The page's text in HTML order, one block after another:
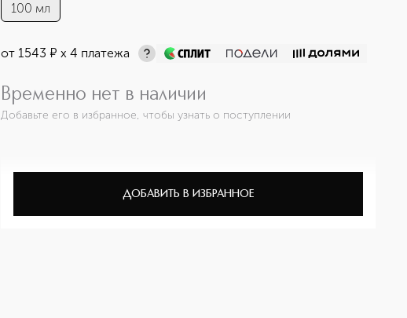
100 мл
от 1543 ¤ х 4 платежа
Временно нет в наличии
Добавьте его в избранное, чтобы узнать о поступлении
ДОБАВИТЬ В ИЗБРАННОЕ